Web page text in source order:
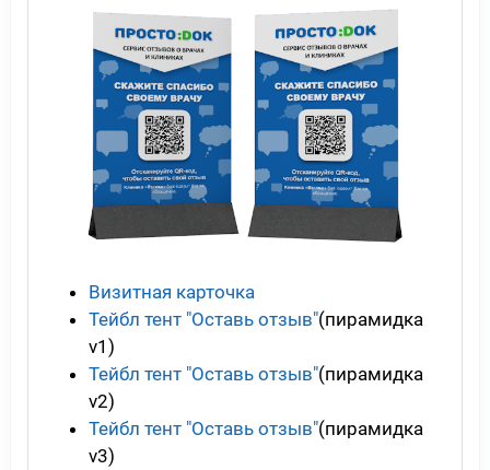
Визитная карточка
Тейбл тент "Оставь отзыв"(пирамидка
v1)
Тейбл тент "Оставь отзыв"(пирамидка
v2)
Тейбл тент "Оставь отзыв"(пирамидка
v3)